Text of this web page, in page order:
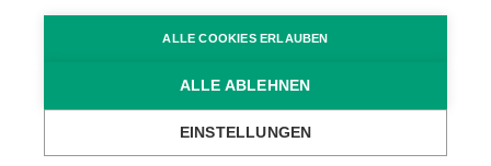
ALLE COOKIES ERLAUBEN
ALLE ABLEHNEN
EINSTELLUNGEN